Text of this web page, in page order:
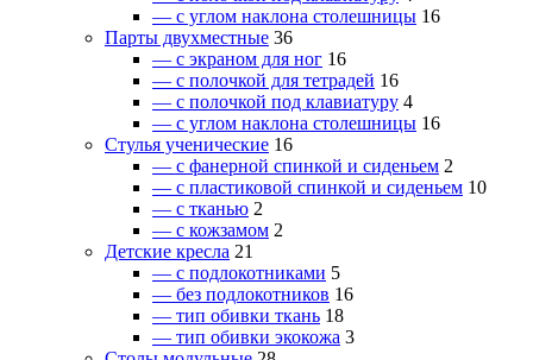
— c углом наклона столешницы 16
Парты двухместные 36
— c экраном для ног 16
— c полочкой для тетрадей 16
— c полочкой под клавиатуру 4
— c углом наклона столешницы 16
Стулья ученические 16
— c фанерной спинкой и сиденьем 2
— c пластиковой спинкой и сиденьем 10
— c тканью 2
— c кожзамом 2
Детские кресла 21
— c подлокотниками 5
— без подлокотников 16
— тип обивки ткань 18
— тип обивки экокожа 3